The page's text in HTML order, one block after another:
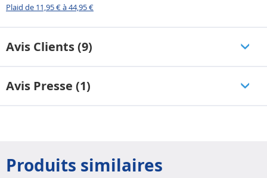
Plaid de 11,95 € à 44,95 €
Avis Clients (9)
Avis Presse (1)
Produits similaires